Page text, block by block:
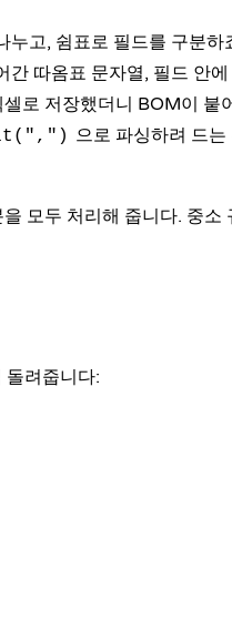
고, 쉼표로 필드를 구분하
따옴표 문자열, 필드 안에
로 저장했더니 BOM이 붙
으로 파싱하려 드
모두 처리해 줍니다. 중소
돌려줍니다: